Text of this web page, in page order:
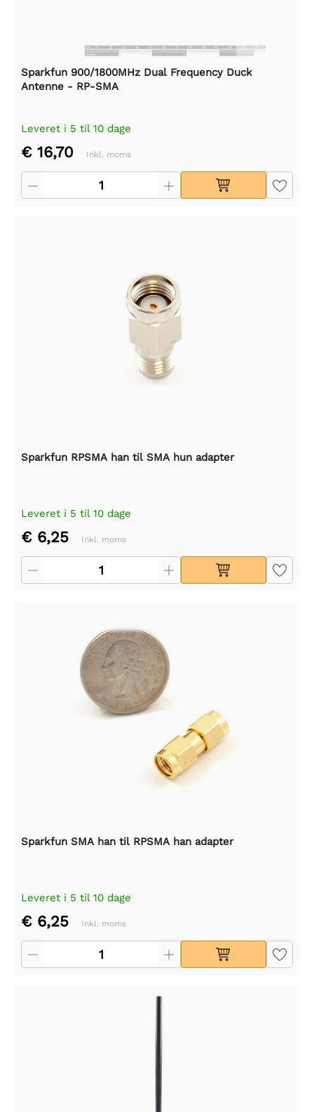
Sparkfun 900/1800MHz Dual Frequency Duck
Antenne - RP-SMA
Leveret i 5 til 10 dage
€ 16,70 Inkl. moms
Sparkfun RPSMA han til SMA hun adapter
Leveret i 5 til 10 dage
€ 6,25 Inkl. moms
Sparkfun SMA han til RPSMA han adapter
Leveret i 5 til 10 dage
€ 6,25 Inkl. moms